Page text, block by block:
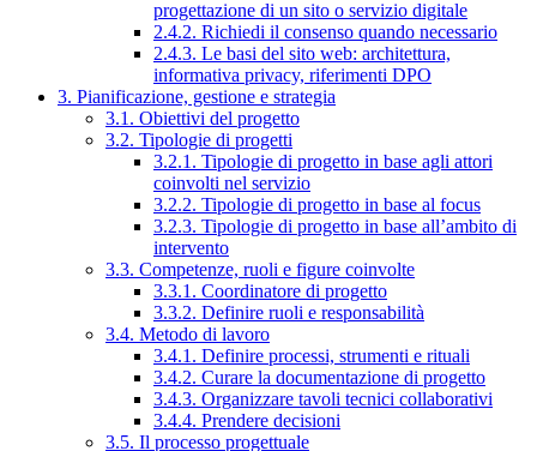
progettazione di un sito o servizio digitale
2.4.2. Richiedi il consenso quando necessario
2.4.3. Le basi del sito web: architettura,
informativa privacy, riferimenti DPO
3. Pianificazione, gestione e strategia
3.1. Obiettivi del progetto
3.2. Tipologie di progetti
3.2.1. Tipologie di progetto in base agli attori
coinvolti nel servizio
3.2.2. Tipologie di progetto in base al focus
3.2.3. Tipologie di progetto in base all’ambito di
intervento
3.3. Competenze, ruoli e figure coinvolte
3.3.1. Coordinatore di progetto
3.3.2. Definire ruoli e responsabilità
3.4. Metodo di lavoro
3.4.1. Definire processi, strumenti e rituali
3.4.2. Curare la documentazione di progetto
3.4.3. Organizzare tavoli tecnici collaborativi
3.4.4. Prendere decisioni
3.5. Il processo progettuale